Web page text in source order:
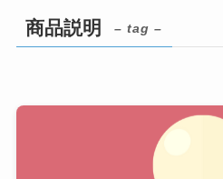
商品説明 – tag –